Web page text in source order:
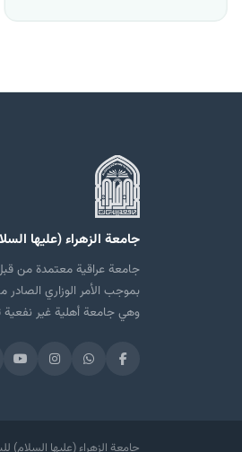
جامعة الزهراء (عليها
جامعة عراقية معتمدة من قبل
وهي جامعة أهلية غير نفعية
2026 جامعة الزهراء (عليها